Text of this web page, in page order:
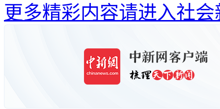
更多精彩内容请进入社会